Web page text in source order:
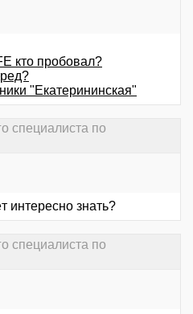
кто пробовал?
"Екатерининская"
специалиста по
интересно знать?
специалиста по